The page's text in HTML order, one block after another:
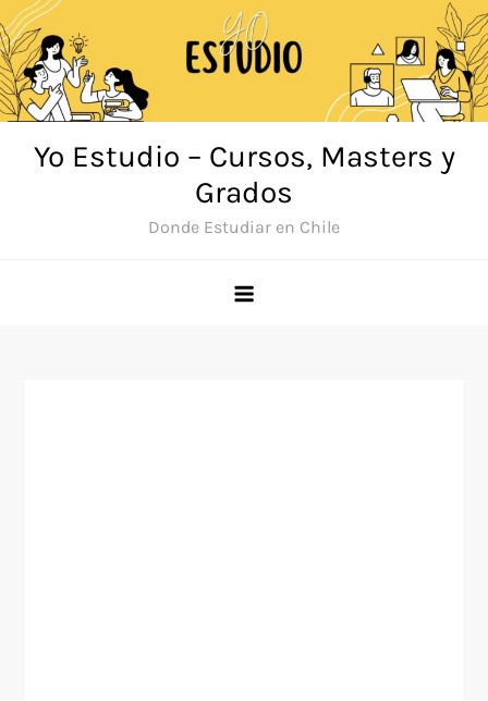
Saltar
al
contenido
Yo Estudio – Cursos, Masters y
Grados
Donde Estudiar en Chile